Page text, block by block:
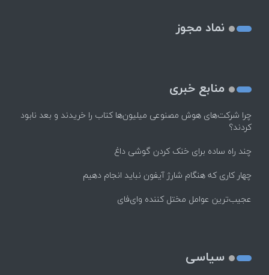
نماد مجوز
منابع خبری
چرا شرکت‌های هوش مصنوعی میلیون‌ها کتاب را خریدند و بعد نابود
کردند؟
چند راه‌ ساده برای خنک کردن گوشی داغ
چهار کاری که هنگام شارژ آیفون نباید انجام دهیم
عجیب‌ترین عوامل مختل کننده وای‌فای
سیاسی